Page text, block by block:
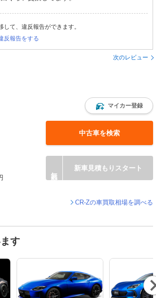
て、違反報告ができます。
反報告をする
次のレビュー
マイカー登録
中古車を検索
新車見積もりスタート
CR-Zの車買取相場を調べる
す
Nex
t